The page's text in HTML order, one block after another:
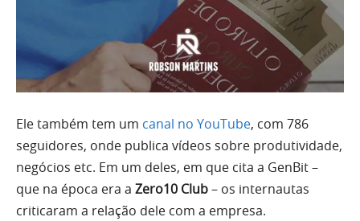
Ele também tem um canal no YouTube, com 786
seguidores, onde publica vídeos sobre produtividade,
negócios etc. Em um deles, em que cita a GenBit –
que na época era a Zero10 Club– os internautas
criticaram a relação dele com a empresa.